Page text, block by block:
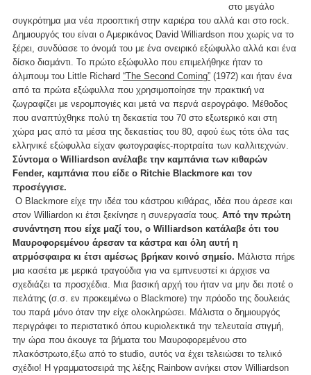
στο μεγάλο
συγκρότημα μια νέα προοπτική στην καριέρα του αλλά και στο rock.
Δημιουργός του είναι ο Αμερικάνος David Williardson που χωρίς να το
ξέρει, συνδύασε το όνομά του με ένα ονειρικό εξώφυλλο αλλά και ένα
δίσκο διαμάντι. Το πρώτο εξώφυλλο που επιμελήθηκε ήταν το
άλμπουμ του Little Richard “The Second Coming” (1972) και ήταν ένα
από τα πρώτα εξώφυλλα που χρησιμοποίησε την πρακτική να
ζωγραφίζει με νερομπογιές και μετά να περνά αερογράφο. Μέθοδος
που αναπτύχθηκε πολύ τη δεκαετία του 70 στο εξωτερικό και στη
χώρα μας από τα μέσα της δεκαετίας του 80, αφού έως τότε όλα τας
ελληνικέ εξώφυλλα είχαν φωτογραφίες-πορτραίτα των καλλιτεχνών.
Σύντομα ο Williardson ανέλαβε την καμπάνια των κιθαρών
Fender, καμπάνια που είδε ο Ritchie Blackmore και τον
προσέγγισε.
Ο Blackmore είχε την ιδέα του κάστρου κιθάρας, ιδέα που άρεσε και
στον Williardon κι έτσι ξεκίνησε η συνεργασία τους. Από την πρώτη
συνάντηση που είχε μαζί του, ο Williardson κατάλαβε ότι του
Μαυροφορεμένου άρεσαν τα κάστρα και όλη αυτή η
ατρμόσφαιρα κι έτσι αμέσως βρήκαν κοινό σημείο. Μάλιστα πήρε
μια κασέτα με μερικά τραγούδια για να εμπνευστεί κι άρχισε να
σχεδιάζει τα προσχέδια. Μια βασική αρχή του ήταν να μην δει ποτέ ο
πελάτης (σ.σ. εν προκειμένω ο Blackmore) την πρόοδο της δουλειάς
του παρά μόνο όταν την είχε ολοκληρώσει. Μάλιστα ο δημιουργός
περιγράφει το περιστατικό όπου κυριολεκτικά την τελευταία στιγμή,
την ώρα που άκουγε τα βήματα του Μαυροφορεμένου στο
πλακόστρωτο,έξω από το studio, αυτός να έχει τελειώσει το τελικό
σχέδιο! Η γραμματοσειρά της λέξης Rainbow ανήκει στον Williardson